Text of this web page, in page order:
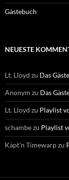
Gästebuch
NEUESTE
Lt. Lloyd zu Das
Anonym zu Das
Lt. Lloyd zu Playlist
schambezu Playlist
Käpt'n Timewarpzu